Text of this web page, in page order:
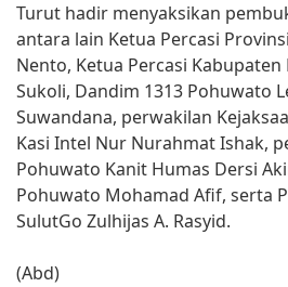
Turut hadir menyaksikan
antara lain Ketua Percasi
Nento, Ketua Percasi
Sukoli, Dandim 1313 Pohuwato
Suwandana, perwakilan
Kasi Intel Nur Nurahmat Ishak,
Pohuwato Kanit Humas Dersi
Pohuwato Mohamad Afif, serta
SulutGo Zulhijas A. Rasyid.
(Abd)